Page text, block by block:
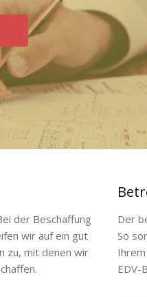
der Beschaffung
wir auf ein gut
zu, mit denen wir
Der
So
EDV-